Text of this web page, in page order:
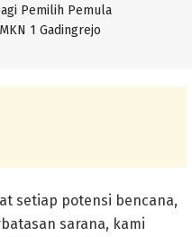
Pemilih Pemula
1 Gadingrejo
setiap potensi bencana,
sarana, kami